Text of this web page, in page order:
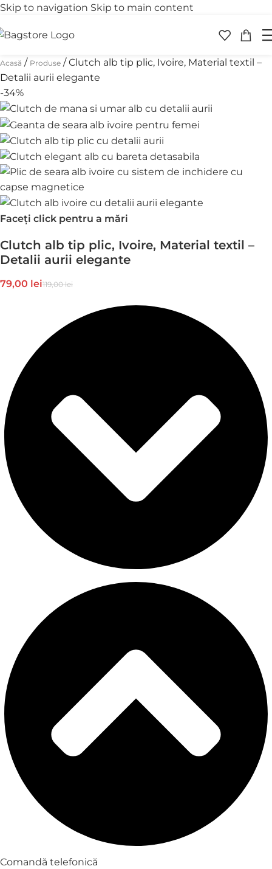
Skip to navigation Skip to main content
Transport gratuit
Acasă / Produse /Clutch alb tip plic, Ivoire, Material textil –
Detalii aurii elegante
-34%
Faceți click pentru a mări
Clutch alb tip plic, Ivoire, Material textil –
Detalii aurii elegante
119,00lei
79,00 lei
Comandă telefonică